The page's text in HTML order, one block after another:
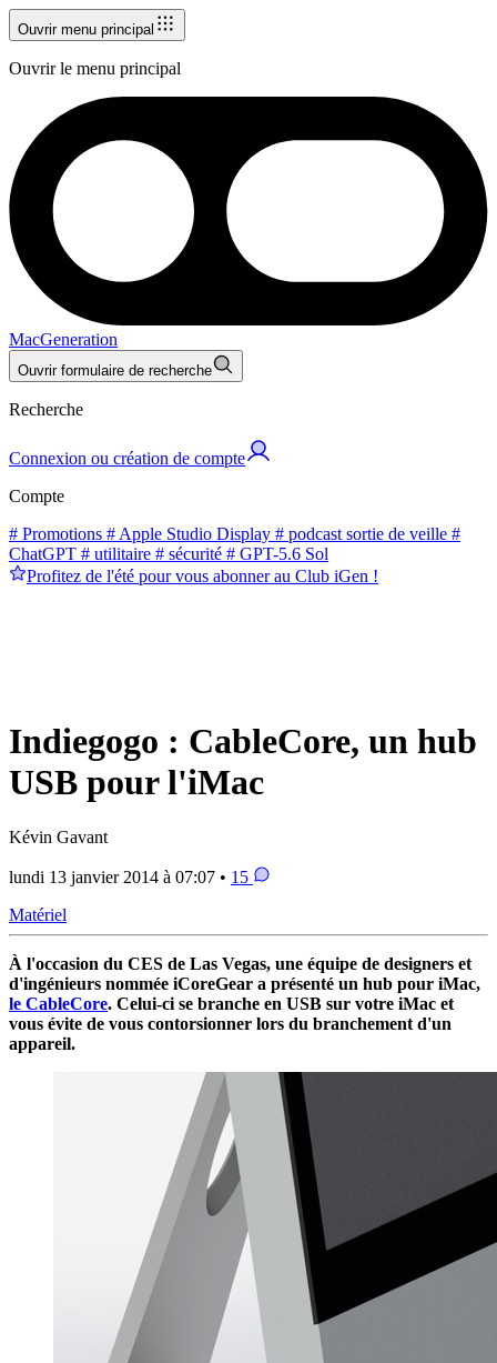
Ouvrir menu principal
Ouvrir le menu principal
MacGeneration
Ouvrir formulaire de recherche
Recherche
Connexion ou création de compte
Compte
# Promotions # Apple Studio Display # podcast sortie de veille #
ChatGPT # utilitaire # sécurité # GPT-5.6 Sol
Profitez de l'été pour vous abonner au Club iGen !
Indiegogo : CableCore, un hub
USB pour l'iMac
Kévin Gavant
lundi 13 janvier 2014 à 07:07 • 15
Matériel
À l'occasion du CES de Las Vegas, une équipe de designers et
d'ingénieurs nommée iCoreGear a présenté un hub pour iMac,
le CableCore. Celui-ci se branche en USB sur votre iMac et
vous évite de vous contorsionner lors du branchement d'un
appareil.